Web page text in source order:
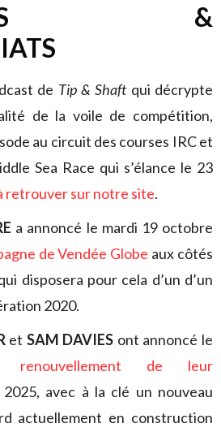
&
de Tip & Shaftqui décrypte
de la voile de compétition,
au circuit des courses IRC et
Sea Race qui s’élance le 23
retrouver sur notre site.
a annoncé le mardi 19 octobre
de Vendée Globe aux côtés
disposera pour cela d’un d’un
2020.
et SAM DAVIES ont annoncé le
renouvellement de leur
2025, avec à la clé un nouveau
actuellement en construction